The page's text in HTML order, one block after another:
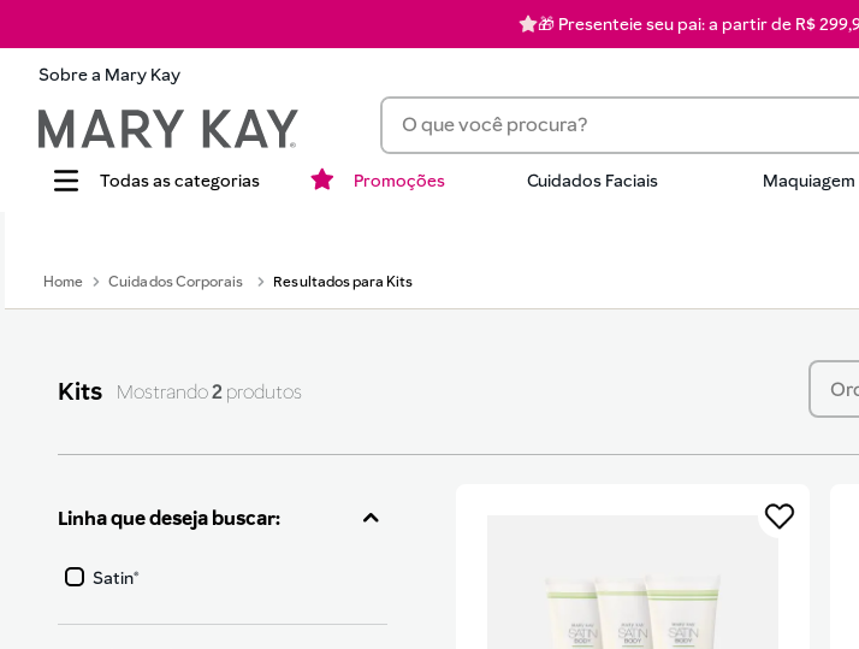
🎁 Presenteie seu pai: a partir de R$
Sobre a Mary Kay
O que você procura?
Promoções Cuidados Faciais Maquiagem
Cuidados Corporais Kits
Kits 2 produtos
Linha que deseja buscar:
Satin®
Termos mais buscados
2
6 pó